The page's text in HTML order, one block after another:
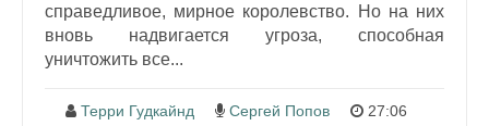
справедливое, мирное королевство. Но на них
вновь надвигается угроза, способная
уничтожить все...
Терри Гудкайнд Сергей Попов 27:06